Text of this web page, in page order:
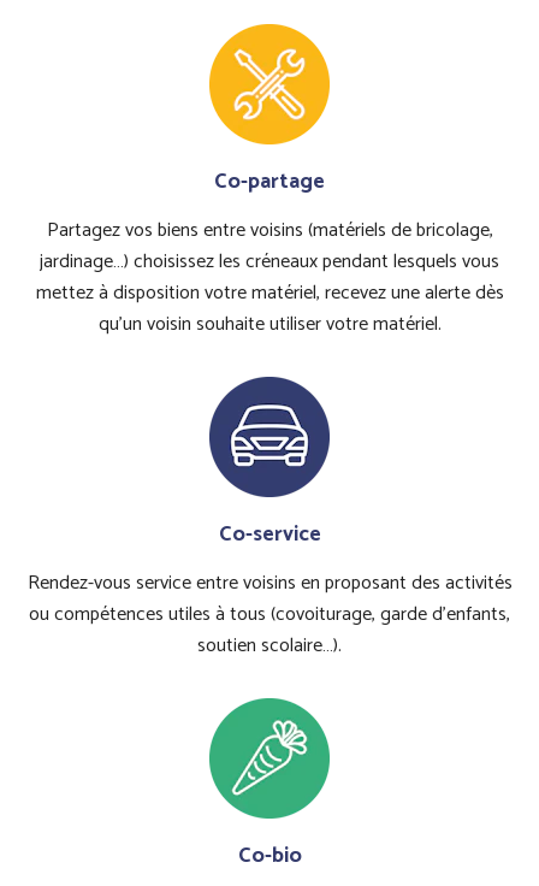
Co-partage
Partagez vos biens entre voisins (matériels de bricolage,
jardinage…) choisissez les créneaux pendant lesquels vous
mettez à disposition votre matériel, recevez une alerte dès
qu’un voisin souhaite utiliser votre matériel.
Co-service
Rendez-vous service entre voisins en proposant des activités
ou compétences utiles à tous (covoiturage, garde d’enfants,
soutien scolaire…).
Co-bio